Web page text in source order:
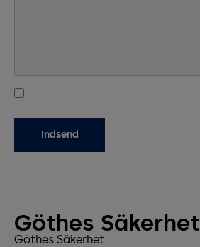
Göthes Säkerhet
Göthes Säkerhet